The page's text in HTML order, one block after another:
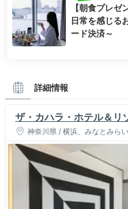
【朝食プレ
日常を感じる
ード決済～
詳細情報
ザ・カハラ・ホテル＆リ
神奈川県 / 横浜、みなとみら